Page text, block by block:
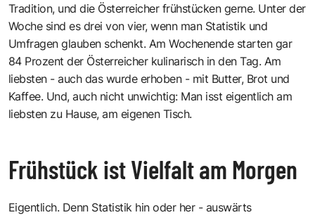
Tradition, und die Österreicher frühstücken gerne. Unter der
Woche sind es drei von vier, wenn man Statistik und
Umfragen glauben schenkt. Am Wochenende starten gar
84 Prozent der Österreicher kulinarisch in den Tag. Am
liebsten - auch das wurde erhoben - mit Butter, Brot und
Kaffee. Und, auch nicht unwichtig: Man isst eigentlich am
liebsten zu Hause, am eigenen Tisch.
Frühstück ist Vielfalt am Morgen
Eigentlich. Denn Statistik hin oder her - auswärts